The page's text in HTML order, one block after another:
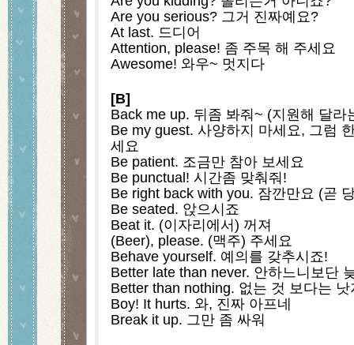
Are you serious? 그거 진짜예요?
At last. 드디어
Attention, please! 좀 주목 해 주세요
Awesome! 와우~ 멋지다
[B]
Back me up. 뒤좀 봐줘~ (지원해 달라
Be my guest. 사양하지 마세요, 그럼
세요
Be patient. 조금만 참아 보세요
Be punctual! 시간좀 맞춰줘!
Be right back with you. 잠깐만요 (곧
Be seated. 앉으시죠
Beat it. (이자리에서) 꺼져
(Beer), please. (맥주) 주세요
Behave yourself. 예의를 갖추시죠!
Better late than never. 안하느니보단
Better than nothing. 없는 것 보다는 낫
Boy! It hurts. 와, 진짜 아프네
Break it up. 그만 좀 싸워